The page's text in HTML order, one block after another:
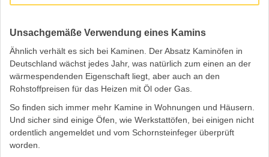
Unsachgemäße Verwendung eines Kamins
Ähnlich verhält es sich bei Kaminen. Der Absatz Kaminöfen in
Deutschland wächst jedes Jahr, was natürlich zum einen an der
wärmespendenden Eigenschaft liegt, aber auch an den
Rohstoffpreisen für das Heizen mit Öl oder Gas.
So finden sich immer mehr Kamine in Wohnungen und Häusern.
Und sicher sind einige Öfen, wie Werkstattöfen, bei einigen nicht
ordentlich angemeldet und vom Schornsteinfeger überprüft
worden.